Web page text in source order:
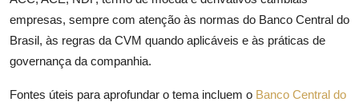
empresas, sempre com atenção às normas do Banco Central do
Brasil, às regras da CVM quando aplicáveis e às práticas de
governança da companhia.
Fontes úteis para aprofundar o tema incluem o Banco Central do